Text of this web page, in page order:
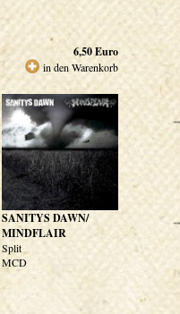
6,50Euro
in den Warenkorb
SANITYS DAWN/
MINDFLAIR
Split
MCD